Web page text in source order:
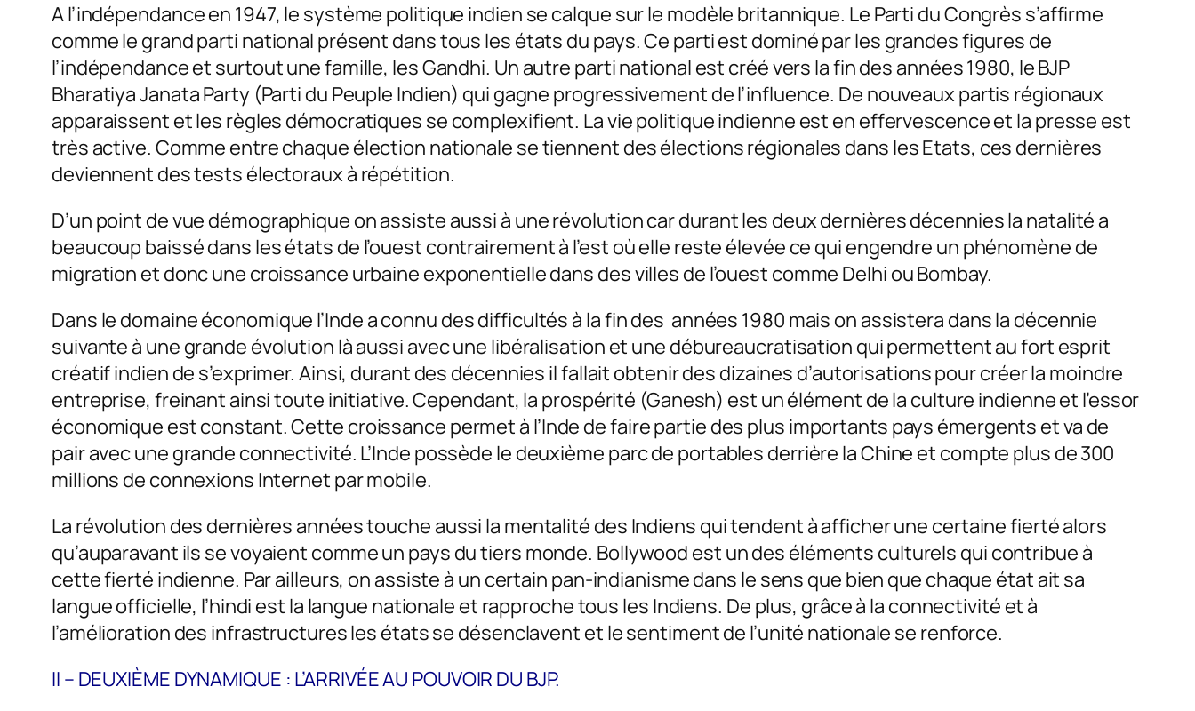
A l’indépendance en 1947, le système politique indien se calque sur le modèle britannique. Le Parti du Congrès s’affirme
comme le grand parti national présent dans tous les états du pays. Ce parti est dominé par les grandes figures de
l’indépendance et surtout une famille, les Gandhi. Un autre parti national est créé vers la fin des années 1980, le BJP
Bharatiya Janata Party (Parti du Peuple Indien) qui gagne progressivement de l’influence. De nouveaux partis régionaux
apparaissent et les règles démocratiques se complexifient. La vie politique indienne est en effervescence et la presse est
très active. Comme entre chaque élection nationale se tiennent des élections régionales dans les Etats, ces dernières
deviennent des tests électoraux à répétition.
D’un point de vue démographique on assiste aussi à une révolution car durant les deux dernières décennies la natalité a
beaucoup baissé dans les états de l’ouest contrairement à l’est où elle reste élevée ce qui engendre un phénomène de
migration et donc une croissance urbaine exponentielle dans des villes de l’ouest comme Delhi ou Bombay.
Dans le domaine économique l’Inde a connu des difficultés à la fin des années 1980 mais on assistera dans la décennie
suivante à une grande évolution là aussi avec une libéralisation et une débureaucratisation qui permettent au fort esprit
créatif indien de s’exprimer. Ainsi, durant des décennies il fallait obtenir des dizaines d’autorisations pour créer la moindre
entreprise, freinant ainsi toute initiative. Cependant, la prospérité (Ganesh) est un élément de la culture indienne et l’essor
économique est constant. Cette croissance permet à l’Inde de faire partie des plus importants pays émergents et va de
pair avec une grande connectivité. L’Inde possède le deuxième parc de portables derrière la Chine et compte plus de 300
millions de connexions Internet par mobile.
La révolution des dernières années touche aussi la mentalité des Indiens qui tendent à afficher une certaine fierté alors
qu’auparavant ils se voyaient comme un pays du tiers monde. Bollywood est un des éléments culturels qui contribue à
cette fierté indienne. Par ailleurs, on assiste à un certain pan-indianisme dans le sens que bien que chaque état ait sa
langue officielle, l’hindi est la langue nationale et rapproche tous les Indiens. De plus, grâce à la connectivité et à
l’amélioration des infrastructures les états se désenclavent et le sentiment de l’unité nationale se renforce.
II – DEUXIÈME DYNAMIQUE : L’ARRIVÉE AU POUVOIR DU BJP.